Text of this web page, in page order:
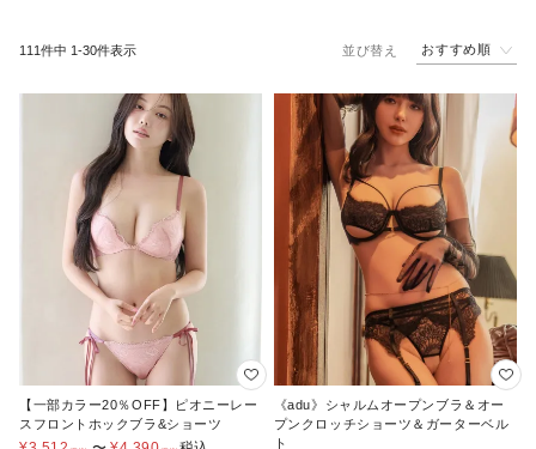
並び替え おすすめ順
111件中 1-30件表示
【一部カラー20％OFF】ピオニーレー
スフロントホックブラ&ショーツ
《adu》シャルムオープンブラ＆オー
プンクロッチショーツ＆ガーターベル
ト